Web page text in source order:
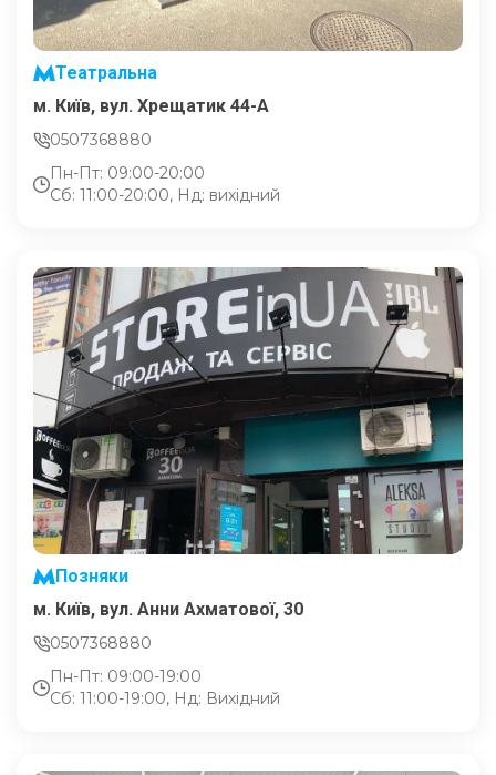
Театральна
м. Київ, вул. Хрещатик 44-A
0507368880
Пн-Пт: 09:00-20:00
Сб: 11:00-20:00, Нд: вихідний
Позняки
м. Київ, вул. Анни Ахматової, 30
0507368880
Пн-Пт: 09:00-19:00
Сб: 11:00-19:00, Нд: Вихідний